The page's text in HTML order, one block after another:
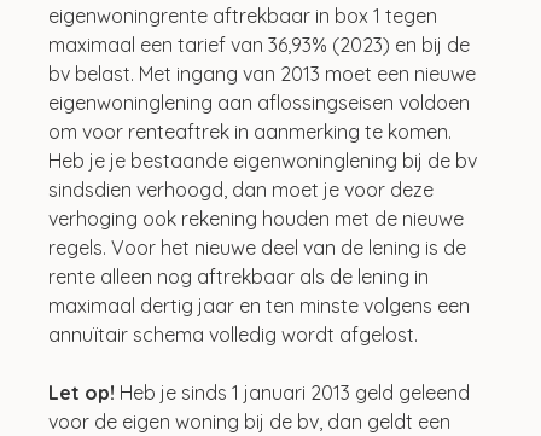
eigenwoningrente aftrekbaar in box 1 tegen
maximaal een tarief van 36,93% (2023) en bij de
bv belast. Met ingang van 2013 moet een nieuwe
eigenwoninglening aan aflossingseisen voldoen
om voor renteaftrek in aanmerking te komen.
Heb je je bestaande eigenwoninglening bij de bv
sindsdien verhoogd, dan moet je voor deze
verhoging ook rekening houden met de nieuwe
regels. Voor het nieuwe deel van de lening is de
rente alleen nog aftrekbaar als de lening in
maximaal dertig jaar en ten minste volgens een
annuïtair schema volledig wordt afgelost.
Let op! Heb je sinds 1 januari 2013 geld geleend
voor de eigen woning bij de bv, dan geldt een